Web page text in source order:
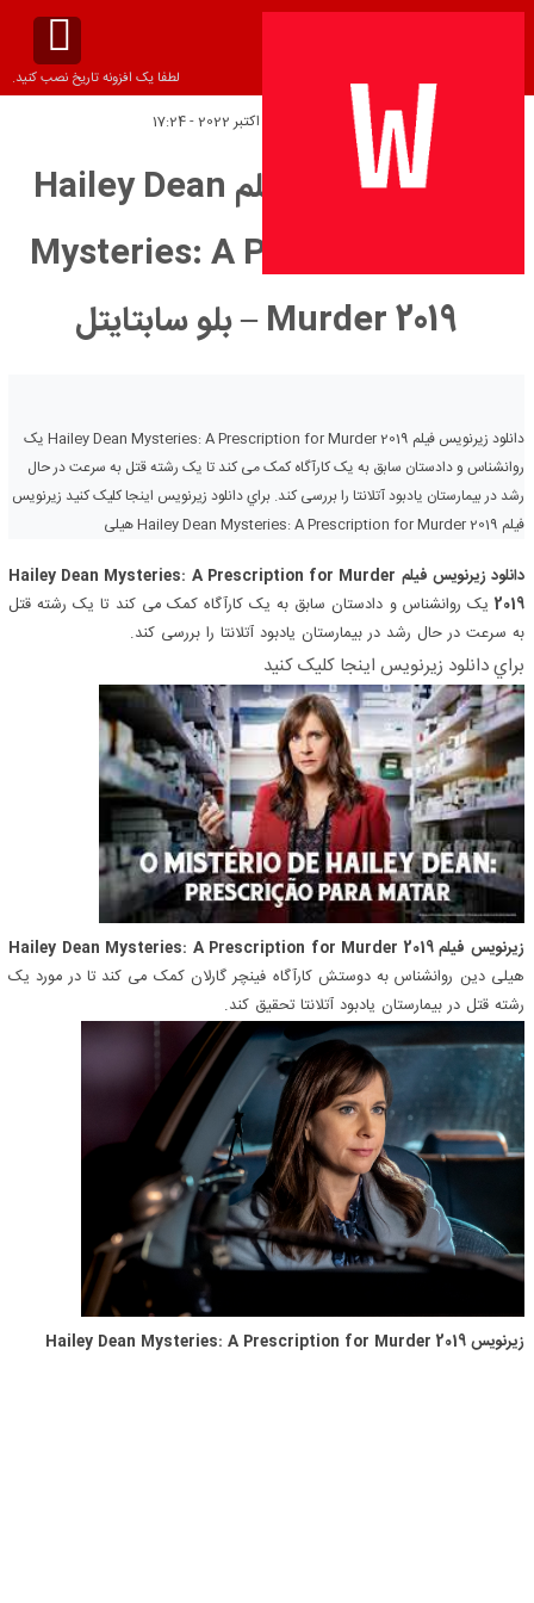
لطفا یک افزونه تاریخ نصب کنید.
تاریخ انتشار:
دانلود زیرنویس فیلم Hailey Dean
Mysteries: A Prescription for
Murder 2019 – بلو سابتايتل
دانلود زیرنویس فیلم Hailey Dean Mysteries: A Prescription for Murder 2019 یک
روانشناس و دادستان سابق به یک کارآگاه کمک می کند تا یک رشته قتل به سرعت در حال
رشد در بیمارستان یادبود آتلانتا را بررسی کند. براي دانلود زيرنويس اينجا کليک کنيد زیرنویس
فیلم Hailey Dean Mysteries: A Prescription for Murder 2019 هیلی
دانلود زیرنویس فیلم Hailey Dean Mysteries: A Prescription for Murder
2019یک روانشناس و دادستان سابق به یک کارآگاه کمک می کند تا یک رشته قتل
به سرعت در حال رشد در بیمارستان یادبود آتلانتا را بررسی کند.
براي دانلود زيرنويس اينجا کليک کنيد
زیرنویس فیلم Hailey Dean Mysteries: A Prescription for Murder 2019
هیلی دین روانشناس به دوستش کارآگاه فینچر گارلان کمک می کند تا در مورد یک
رشته قتل در بیمارستان یادبود آتلانتا تحقیق کند.
زیرنویس Hailey Dean Mysteries: A Prescription for Murder 2019